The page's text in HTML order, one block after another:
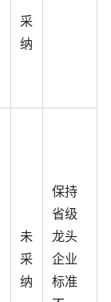
采
纳
未
采
纳
保持
省级
龙头
企业
标准